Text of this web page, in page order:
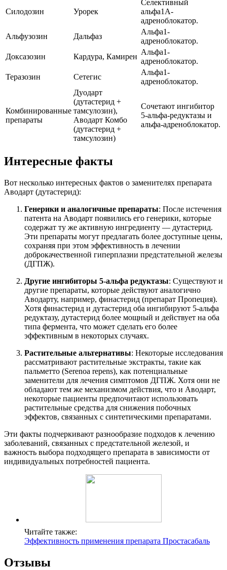
Силодозин Урорек
Селективный
альфа1А-
адреноблокатор.
Альфузозин
Дальфаз
Альфа1-
адреноблокатор.
Доксазозин
Кардура, Камирен
Альфа1-
адреноблокатор.
Теразозин
Сетегис
Альфа1-
адреноблокатор.
Комбинированные
препараты
Дуодарт
(дутастерид +
тамсулозин),
Аводарт Комбо
(дутастерид +
тамсулозин)
Сочетают ингибитор
5-альфа-редуктазы и
альфа-адреноблокатор.
Интересные факты
Вот несколько интересных фактов о заменителях препарата
Аводарт (дутастерид):
Генерики и аналогичные препараты: После истечения
патента на Аводарт появились его генерики, которые
содержат ту же активную ингредиенту — дутастерид.
Эти препараты могут предлагать более доступные цены,
сохраняя при этом эффективность в лечении
доброкачественной гиперплазии предстательной железы
(ДГПЖ).
Другие ингибиторы 5-альфа редуктазы: Существуют и
другие препараты, которые действуют аналогично
Аводарту, например, финастерид (препарат Пропеция).
Хотя финастерид и дутастерид оба ингибируют 5-альфа
редуктазу, дутастерид более мощный и действует на оба
типа фермента, что может сделать его более
эффективным в некоторых случаях.
Растительные альтернативы: Некоторые исследования
рассматривают растительные экстракты, такие как
пальметто (Serenoa repens), как потенциальные
заменители для лечения симптомов ДГПЖ. Хотя они не
обладают тем же механизмом действия, что и Аводарт,
некоторые пациенты предпочитают использовать
растительные средства для снижения побочных
эффектов, связанных с синтетическими препаратами.
Эти факты подчеркивают разнообразие подходов к лечению
заболеваний, связанных с предстательной железой, и
важность выбора подходящего препарата в зависимости от
индивидуальных потребностей пациента.
Читайте также:
Эффективность применения препарата Простасабаль
Отзывы